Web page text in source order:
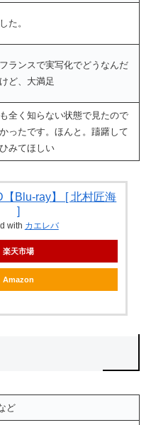
た。
ランスで実写化でどうなんだ
ど、大満足
全く知らない状態で見たので
ったです。ほんと。躊躇して
みてほしい
【Blu-ray】 [ 北村匠海
with カエレバ
楽天市場
Amazon
ど